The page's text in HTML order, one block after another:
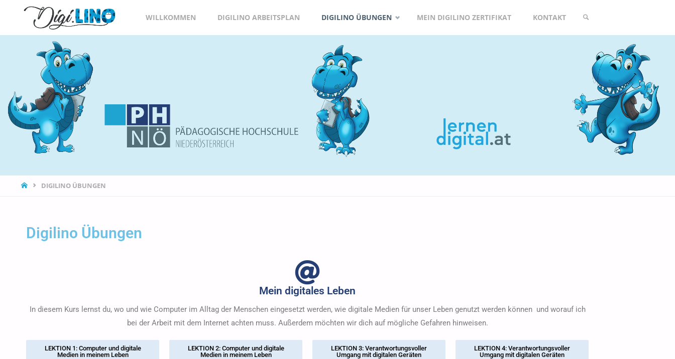
WILLKOMMEN DIGILINO ARBEITSPLAN DIGILINO ÜBUNGEN MEIN DIGILINO ZERTIFIKAT KONTAKT
DIGILINO ÜBUNGEN
Digilino Übungen
Mein digitales Leben
In diesem Kurs lernst du, wo und wie Computer im Alltag der Menschen eingesetzt werden, wie digitale Medien für unser Leben genutzt werden können und worauf ich
bei der Arbeit mit dem Internet achten muss. Außerdem möchten wir dich auf mögliche Gefahren hinweisen.
LEKTION 1: Computer und digitale
Medien in meinem Leben
LEKTION 2: Computer und digitale
Medien in meinem Leben
LEKTION 3: Verantwortungsvoller
Umgang mit digitalen Geräten
LEKTION 4: Verantwortungsvoller
Umgang mit digitalen Geräten